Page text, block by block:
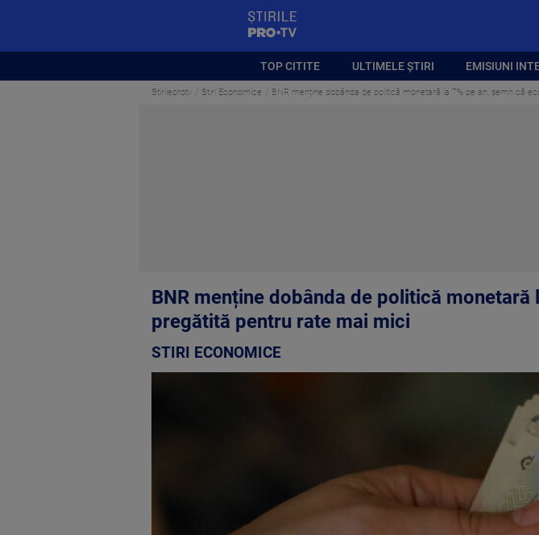
TOP CITITE ULTIMELE ȘTIRI EMISIUNI
Stirileprotv Stiri Economice BNR menține dobânda de politică monetară la 7% pe an, semn că
BNR menține dobânda de politică monetară
pregătită pentru rate mai mici
STIRI ECONOMICE